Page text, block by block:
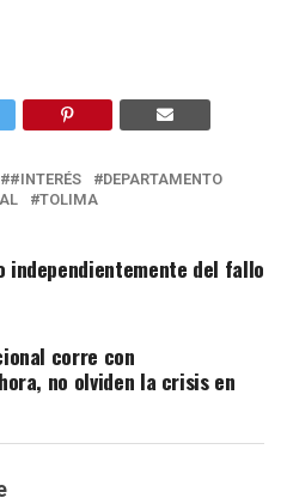
#INTERÉS
DEPARTAMENTO
TOLIMA
independientemente del fallo
corre con
no olviden la crisis en